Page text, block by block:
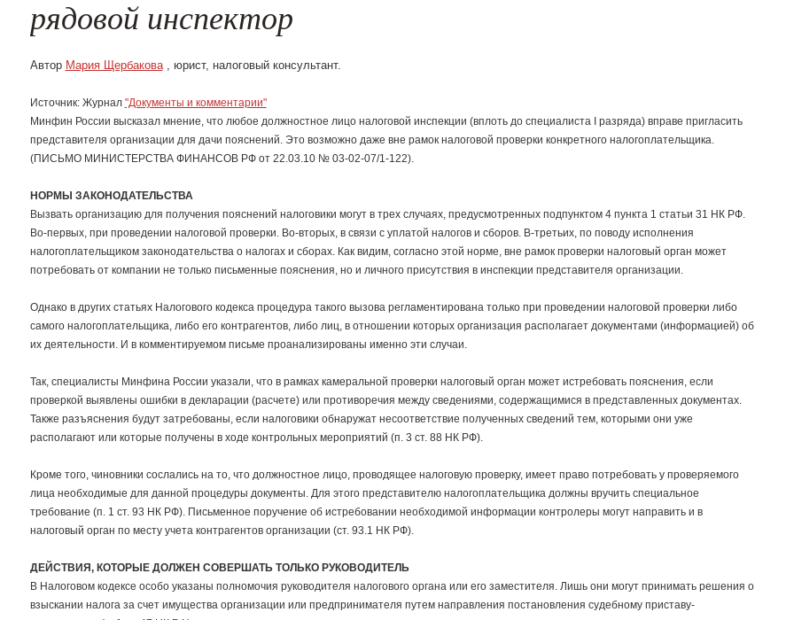
рядовой инспектор
Автор Мария Щербакова, юрист, налоговый консультант.
Источник: Журнал "Документы и комментарии"
Минфин России высказал мнение, что любое должностное лицо налоговой инспекции (вплоть до специалиста I разряда) вправе пригласить
представителя организации для дачи пояснений. Это возможно даже вне рамок налоговой проверки конкретного налогоплательщика.
(ПИСЬМО МИНИСТЕРСТВА ФИНАНСОВ РФ от 22.03.10 № 03-02-07/1-122).
НОРМЫ ЗАКОНОДАТЕЛЬСТВА
Вызвать организацию для получения пояснений налоговики могут в трех случаях, предусмотренных подпунктом 4 пункта 1 статьи 31 НК РФ.
Во-первых, при проведении налоговой проверки. Во-вторых, в связи с уплатой налогов и сборов. В-третьих, по поводу исполнения
налогоплательщиком законодательства о налогах и сборах. Как видим, согласно этой норме, вне рамок проверки налоговый орган может
потребовать от компании не только письменные пояснения, но и личного присутствия в инспекции представителя организации.
Однако в других статьях Налогового кодекса процедура такого вызова регламентирована только при проведении налоговой проверки либо
самого налогоплательщика, либо его контрагентов, либо лиц, в отношении которых организация располагает документами (информацией) об
их деятельности. И в комментируемом письме проанализированы именно эти случаи.
Так, специалисты Минфина России указали, что в рамках камеральной проверки налоговый орган может истребовать пояснения, если
проверкой выявлены ошибки в декларации (расчете) или противоречия между сведениями, содержащимися в представленных документах.
Также разъяснения будут затребованы, если налоговики обнаружат несоответствие полученных сведений тем, которыми они уже
располагают или которые получены в ходе контрольных мероприятий (п. 3 ст. 88 НК РФ).
Кроме того, чиновники сослались на то, что должностное лицо, проводящее налоговую проверку, имеет право потребовать у проверяемого
лица необходимые для данной процедуры документы. Для этого представителю налогоплательщика должны вручить специальное
требование (п. 1 ст. 93 НК РФ). Письменное поручение об истребовании необходимой информации контролеры могут направить и в
налоговый орган по месту учета контрагентов организации (ст. 93.1 НК РФ).
ДЕЙСТВИЯ, КОТОРЫЕ ДОЛЖЕН СОВЕРШАТЬ ТОЛЬКО РУКОВОДИТЕЛЬ
В Налоговом кодексе особо указаны полномочия руководителя налогового органа или его заместителя. Лишь они могут принимать решения о
взыскании налога за счет имущества организации или предпринимателя путем направления постановления судебному приставу-